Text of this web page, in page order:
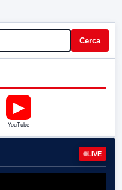
Cerca
▶
YouTube
LIVE